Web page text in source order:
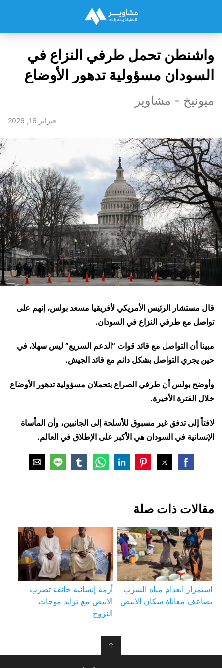
واشنطن تحمل طرفي النزاع في
السودان مسؤولية تدهور الأوضاع
ميونيخ - مشاوير
فبراير 16, 2026
قال مستشار الرئيس الأمريكي لأفريقيا مسعد بولس، إنهم على
تواصل مع طرفي النزاع في السودان.
مبينا أن التواصل مع قائد قوات “الدعم السريع” ليس سهلا، في
حين يجري التواصل بشكل دائم مع قائد الجيش.
وأوضح بولس أن طرفي الصراع يتحملان مسؤولية تدهور الأوضاع
خلال الفترة الأخيرة.
لافتاً إلى تدفق غير مسبوق للأسلحة إلى الجانبين، وأن المأساة
الإنسانية في السودان هي الأكبر على الإطلاق في العالم.
مقالات ذات صلة
استمرار انعدام مياه الشرب
يضاعف معاناة سكان الأبيض
أزمة إنسانية خانقة تضرب
الأبيض مع تزايد موجات
النزوح
↑